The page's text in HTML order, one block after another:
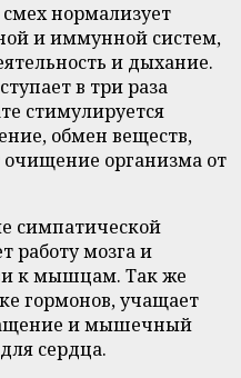
нормализует
и иммунной систем,
и дыхание.
в три раза
стимулируется
обмен веществ,
очищение организма от
симпатической
работу мозга и
к мышцам. Так же
гормонов, учащает
и мышечный
сердца.